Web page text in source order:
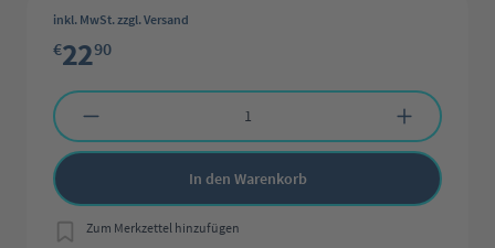
inkl. MwSt. zzgl. Versand
€2290
Produkt Anzahl: Gib den gewünschten Wert ein oder benutze die
In den Warenkorb
Zum Merkzettel hinzufügen